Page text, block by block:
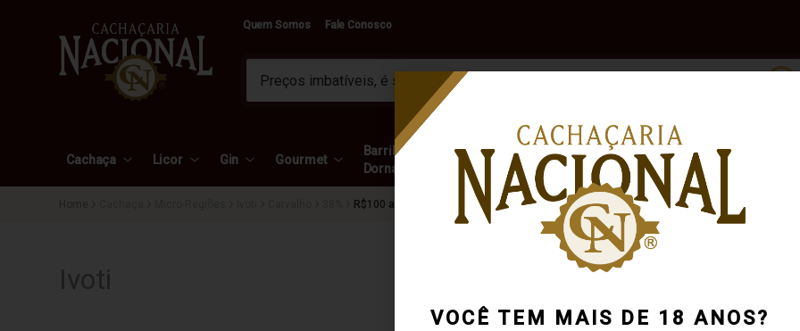
VOCÊ TEM MAIS DE 18 ANOS?
Quem Somos Fale Conosco
Cachaça Licor Gin Gourmet
Barril e
Dorna
Acessórios
Outras
Bebidas
Marcas
R$100 a R$200